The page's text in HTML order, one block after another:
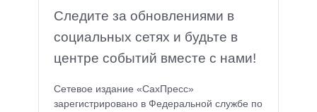
Следите за обновлениями в
социальных сетях и будьте в
центре событий вместе с нами!
Сетевое издание «СахПресс»
зарегистрировано в Федеральной службе по